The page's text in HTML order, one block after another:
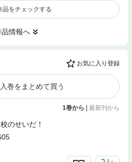
品をチェックする
品情報へ
お気に入り登録
巻をまとめて買う
1巻から 最新刊から
のせいだ！